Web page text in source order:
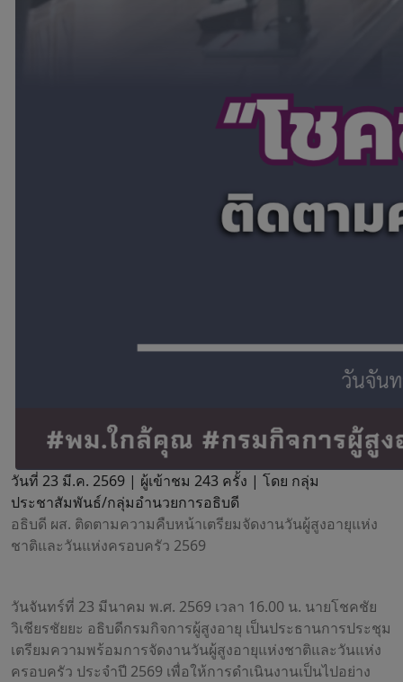
วันที่ 23 มี.ค. 2569 | ผู้เข้าชม 243 ครั้ง | โดย กลุ่ม
ประชาสัมพันธ์/กลุ่มอำนวยการอธิบดี
อธิบดี ผส. ติดตามความคืบหน้าเตรียมจัดงานวันผู้สูงอายุแห่ง
ชาติและวันแห่งครอบครัว 2569
วันจันทร์ที่ 23 มีนาคม พ.ศ. 2569 เวลา 16.00 น. นายโชคชัย
วิเชียรชัยยะ อธิบดีกรมกิจการผู้สูงอายุ เป็นประธานการประชุม
เตรียมความพร้อมการจัดงานวันผู้สูงอายุแห่งชาติและวันแห่ง
ครอบครัว ประจำปี 2569 เพื่อให้การดำเนินงานเป็นไปอย่าง